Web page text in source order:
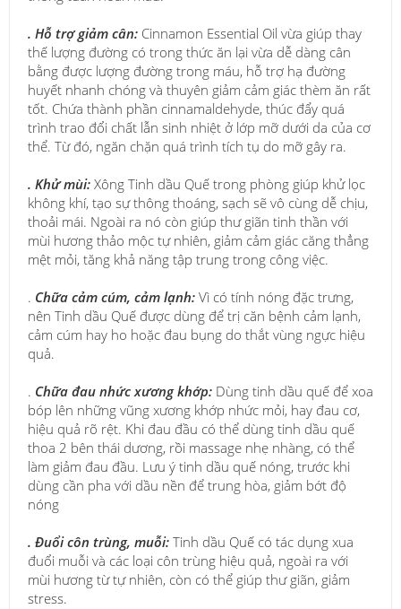
. Hỗ trợ giảm cân: Cinnamon Essential Oil vừa giúp thay
thế lượng đường có trong thức ăn lại vừa dễ dàng cân
bằng được lượng đường trong máu, hỗ trợ hạ đường
huyết nhanh chóng và thuyên giảm cảm giác thèm ăn rất
tốt. Chứa thành phần cinnamaldehyde, thúc đẩy quá
trình trao đổi chất lẫn sinh nhiệt ở lớp mỡ dưới da của cơ
thể. Từ đó, ngăn chặn quá trình tích tụ do mỡ gây ra.
. Khử mùi: Xông Tinh dầu Quế trong phòng giúp khử lọc
không khí, tạo sự thông thoáng, sạch sẽ vô cùng dễ chịu,
thoải mái. Ngoài ra nó còn giúp thư giãn tinh thần với
mùi hương thảo mộc tự nhiên, giảm cảm giác căng thẳng
mệt mỏi, tăng khả năng tập trung trong công việc.
. Chữa cảm cúm, cảm lạnh: Vì có tính nóng đặc trưng,
nên Tinh dầu Quế được dùng để trị căn bệnh cảm lạnh,
cảm cúm hay ho hoặc đau bụng do thắt vùng ngực hiệu
quả.
. Chữa đau nhức xương khớp: Dùng tinh dầu quế để xoa
bóp lên những vũng xương khớp nhức mỏi, hay đau cơ,
hiệu quả rõ rệt. Khi đau đầu có thể dùng tinh dầu quế
thoa 2 bên thái dương, rồi massage nhẹ nhàng, có thể
làm giảm đau đầu. Lưu ý tinh dầu quế nóng, trước khi
dùng cần pha với dầu nền để trung hòa, giảm bớt độ
nóng
. Đuổi côn trùng, muỗi: Tinh dầu Quế có tác dụng xua
đuổi muỗi và các loại côn trùng hiệu quả, ngoài ra với
mùi hương từ tự nhiên, còn có thể giúp thư giãn, giảm
stress.